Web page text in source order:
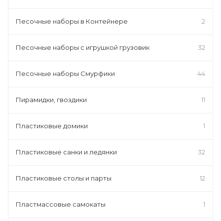
Песочные наборы в Контейнере 2
Песочные наборы с игрушкой грузовик 32
Песочные наборы Смурфики 44
Пирамидки, гвоздики 11
Пластиковые домики 1
Пластиковые санки и ледянки 32
Пластиковые столы и парты 12
Пластмассовые самокаты 1